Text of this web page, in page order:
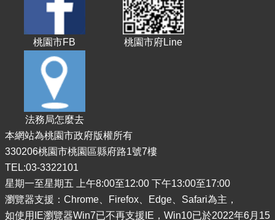
首
頁
網
站
導
覽
桃園市FB 桃園市府Line
法務局怎麼去
本網站為桃園市政府版權所有
330206桃園市桃園區縣府路1號7樓
TEL:03-3322101
星期一至星期五 上午8:00至12:00 下午13:00至17:00
瀏覽器支援：Chrome、Firefox、Edge、Safari為主，
如使用IE瀏覽器Win7已不再支援IE，Win10已於2022年6月15